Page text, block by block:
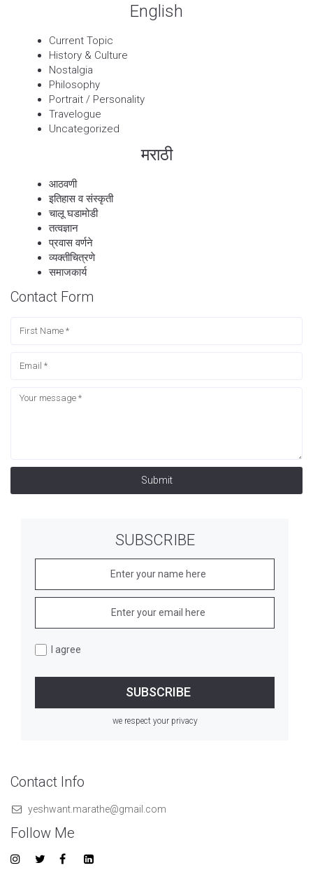
English
Current Topic
History & Culture
Nostalgia
Philosophy
Portrait / Personality
Travelogue
Uncategorized
मराठी
आठवणी
इतिहास व संस्कृती
चालू घडामोडी
तत्वज्ञान
प्रवास वर्णने
व्यक्तीचित्रणे
समाजकार्य
Contact Form
Submit
SUBSCRIBE
I agree
we respect your privacy
Contact Info
yeshwant.marathe@gmail.com
Follow Me